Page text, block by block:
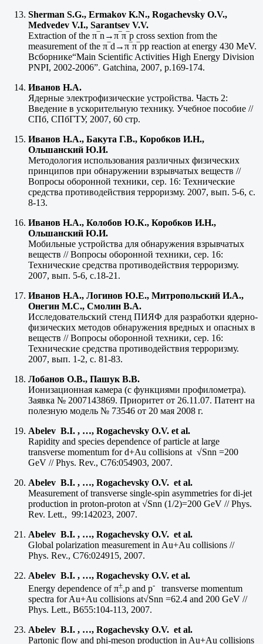
Sherman S.G., Ermakov K.N., Rogachevsky O.V.,
Medvedev V.I., Sarantsev V.V.
Extraction of the π‾n→π‾π‾р cross sextion from the
measurement of the π‾d→π‾π‾рр reaction at energy 430 MeV.
Всборнике“Main Scientific Activities High Energy Division
PNPI, 2002-2006”. Gatchina, 2007, p.169-174.
Иванов Н.А.
Ядерные электрофизические устройства. Часть 2:
Введение в ускорительную технику. Учебное пособие //
СПб, СПбГТУ, 2007, 60 стр.
Иванов Н.А., Бакута Г.В., Коробков И.Н.,
Ольшанский Ю.И.
Методология использования различных физических
принципов при обнаружении взрывчатых веществ //
Вопросы оборонной техники, сер. 16: Технические
средства противодействия терроризму. 2007, вып. 5-6, с.
8-13.
Иванов Н.А., Колобов Ю.К., Коробков И.Н.,
Ольшанский Ю.И.
Мобильные устройства для обнаружения взрывчатых
веществ // Вопросы оборонной техники, сер. 16:
Технические средства противодействия терроризму.
2007, вып. 5-6, с.18-21.
Иванов Н.А., Логинов Ю.Е., Митропольский И.А.,
Онегин М.С., Смолин В.А.
Исследовательский стенд ПИЯФ для разработки ядерно-
физических методов обнаружения вредных и опасных в
веществ // Вопросы оборонной техники, сер. 16:
Технические средства противодействия терроризму.
2007, вып. 1-2, с. 81-83.
Лобанов О.В., Пашук В.В.
Ионизационная камера (с функциями профилометра).
Заявка № 2007143869. Приоритет от 26.11.07. Патент на
полезную модель № 73546 от 20 мая 2008 г.
Abelev B.I. , …, Rogachevsky O.V. et al.
Rapidity and species dependence of particle at large
transverse momentum for d+Au collisions at √Snn =200
GeV // Phys. Rev., C76:054903, 2007.
Abelev B.I. , …, Rogachevsky O.V. et al.
Measurement of transverse single-spin asymmetries for di-jet
production in proton-proton at √Snn (1/2)=200 GeV // Phys.
Rev. Lett., 99:142023, 2007.
Abelev B.I. , …, Rogachevsky O.V. et al.
Global polarization measurement in Au+Au collisions //
Phys. Rev., C76:024915, 2007.
Abelev B.I. , …, Rogachevsky O.V. et al.
Energy dependence of π±,p and p-
transverse momentum
spectra for Au+Au collisions at√Snn =62.4 and 200 GeV //
Phys. Lett., B655:104-113, 2007.
Abelev B.I. , …, Rogachevsky O.V. et al.
Partonic flow and phi-meson production in Au+Au collisions